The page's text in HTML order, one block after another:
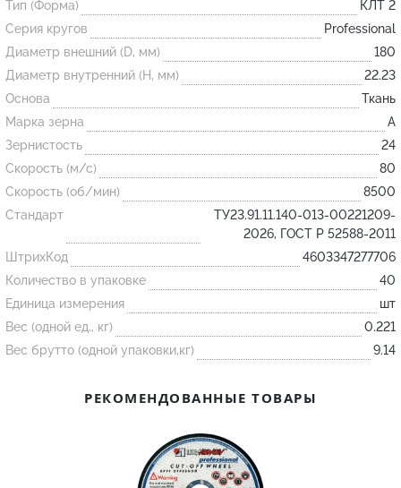
Огнеупорные
изделия
Тигель
Муфель
Черпак
Шербер
Трубка
Стержень
Пробка
Подставка
Лодочка
Огнеупорная SiC смесь
Тип (Форма)
КЛТ 2
Серия кругов
Professional
Диаметр внешний (D, мм)
180
Диаметр внутренний (H, мм)
22.23
Основа
Ткань
Марка зерна
A
Зернистость
24
Скорость (м/с)
80
Скорость (об/мин)
8500
Стандарт
ТУ23.91.11.140-013-00221209-
2026, ГОСТ Р 52588-2011
ШтрихКод
4603347277706
Количество в упаковке
40
Единица измерения
шт
Вес (одной ед., кг)
0.221
Вес брутто (одной упаковки,кг)
9.14
РЕКОМЕНДОВАННЫЕ ТОВАРЫ